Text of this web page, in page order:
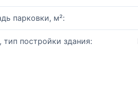
парковки, м²:
тип постройки здания: